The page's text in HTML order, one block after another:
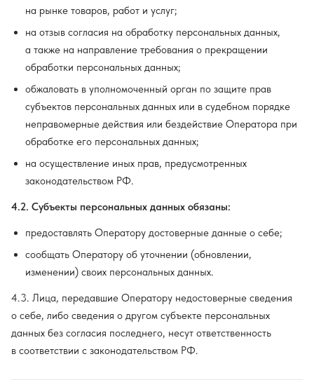
на рынке товаров, работ и услуг;
на отзыв согласия на обработку персональных данных,
а также на направление требования о прекращении
обработки персональных данных;
обжаловать в уполномоченный орган по защите прав
субъектов персональных данных или в судебном порядке
неправомерные действия или бездействие Оператора при
обработке его персональных данных;
на осуществление иных прав, предусмотренных
законодательством РФ.
4.2. Субъекты персональных данных обязаны:
предоставлять Оператору достоверные данные о себе;
сообщать Оператору об уточнении (обновлении,
изменении) своих персональных данных.
4.3. Лица, передавшие Оператору недостоверные сведения
о себе, либо сведения о другом субъекте персональных
данных без согласия последнего, несут ответственность
в соответствии с законодательством РФ.